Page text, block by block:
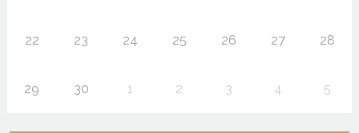
22 23 24 25 26 27 28
29 30 1 2 3 4 5